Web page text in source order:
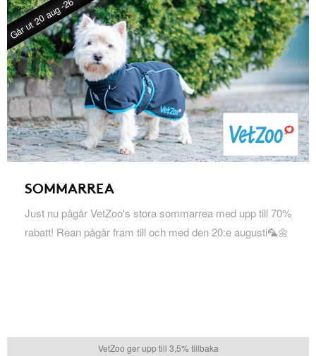
Går ut 20 aug -26
SOMMARREA
Just nu pågår VetZoo's stora sommarrea med upp till 70%
rabatt! Rean pågår fram till och med den 20:e augusti🦜🌼
VetZoo ger upp till 3,5% tillbaka